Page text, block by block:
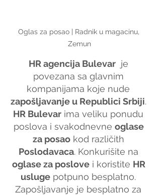
Oglas za posao | Radnik u magacinu,
Zemun
HR agencija Bulevar je
povezana sa glavnim
kompanijama koje nude
zapošljavanje u Republici Srbiji.
HR Bulevar ima veliku ponudu
poslova i svakodnevne oglase
za posao kod različith
Poslodavaca. Konkurišite na
oglase za poslove i koristite HR
usluge potpuno besplatno.
Zapošljavanje je besplatno za